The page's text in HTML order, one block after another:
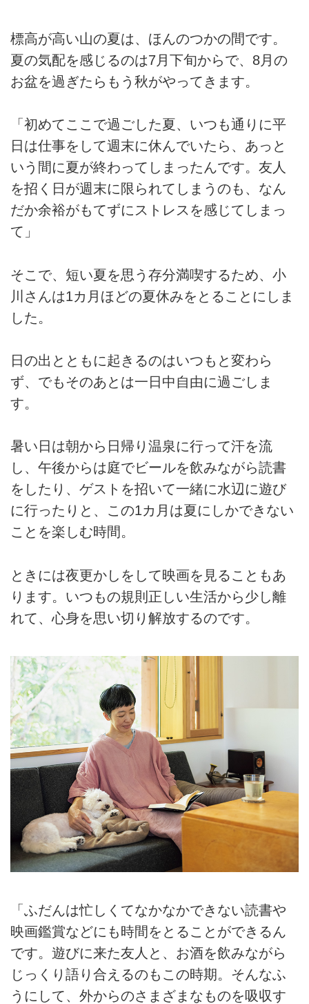
標高が高い山の夏は、ほんのつかの間です。
夏の気配を感じるのは7月下旬からで、8月の
お盆を過ぎたらもう秋がやってきます。
「初めてここで過ごした夏、いつも通りに平
日は仕事をして週末に休んでいたら、あっと
いう間に夏が終わってしまったんです。友人
を招く日が週末に限られてしまうのも、なん
だか余裕がもてずにストレスを感じてしまっ
て」
そこで、短い夏を思う存分満喫するため、小
川さんは1カ月ほどの夏休みをとることにしま
した。
日の出とともに起きるのはいつもと変わら
ず、でもそのあとは一日中自由に過ごしま
す。
暑い日は朝から日帰り温泉に行って汗を流
し、午後からは庭でビールを飲みながら読書
をしたり、ゲストを招いて一緒に水辺に遊び
に行ったりと、この1カ月は夏にしかできない
ことを楽しむ時間。
ときには夜更かしをして映画を見ることもあ
ります。いつもの規則正しい生活から少し離
れて、心身を思い切り解放するのです。
「ふだんは忙しくてなかなかできない読書や
映画鑑賞などにも時間をとることができるん
です。遊びに来た友人と、お酒を飲みながら
じっくり語り合えるのもこの時期。そんなふ
うにして、外からのさまざまなものを吸収す